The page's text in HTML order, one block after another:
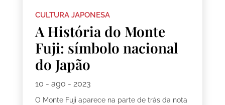
CULTURA JAPONESA
A História do Monte
Fuji: símbolo nacional
do Japão
10 - ago - 2023
O Monte Fuji aparece na parte de trás da nota